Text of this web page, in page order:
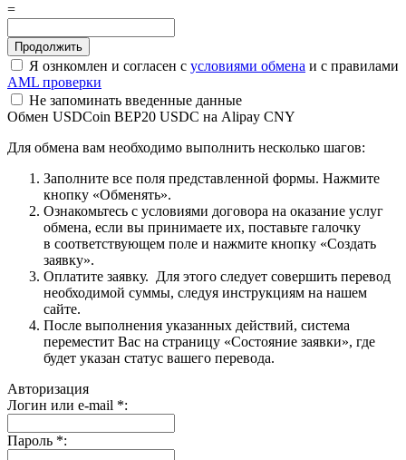
=
Я ознкомлен и согласен с условиями обмена и с правилами
AML проверки
Не запоминать введенные данные
Обмен USDCoin BEP20 USDC на Alipay CNY
Для обмена вам необходимо выполнить несколько шагов:
Заполните все поля представленной формы. Нажмите
кнопку «Обменять».
Ознакомьтесь с условиями договора на оказание услуг
обмена, если вы принимаете их, поставьте галочку
в соответствующем поле и нажмите кнопку «Создать
заявку».
Оплатите заявку. Для этого следует совершить перевод
необходимой суммы, следуя инструкциям на нашем
сайте.
После выполнения указанных действий, система
переместит Вас на страницу «Состояние заявки», где
будет указан статус вашего перевода.
Авторизация
Логин или e-mail *:
Пароль *: